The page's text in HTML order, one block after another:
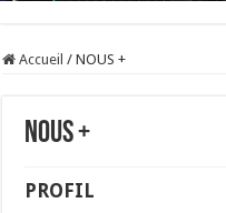
Accueil / NOUS +
NOUS +
PROFIL